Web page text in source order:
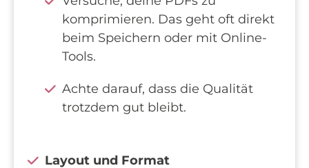
komprimieren. Das geht oft direkt
beim Speichern oder mit Online-
Tools.
Achte darauf, dass die Qualität
trotzdem gut bleibt.
Layout und Format